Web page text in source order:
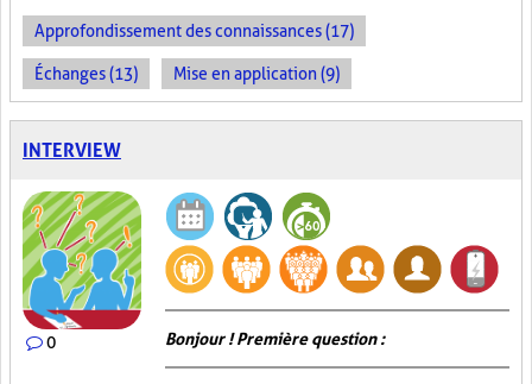
Approfondissement des connaissances (17)
Échanges (13) Mise en application (9)
INTERVIEW
0 Bonjour ! Première question :